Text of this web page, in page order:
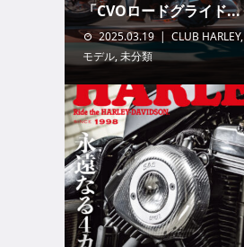
「CVOロードグライド...
2025.03.19 CLUB HARLEY,
モデル,未分類